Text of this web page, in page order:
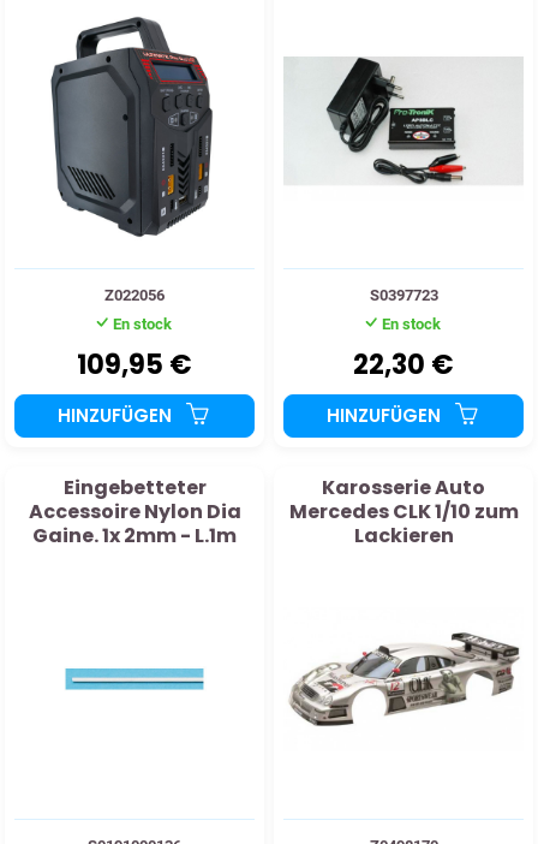
Z022056
En stock
109,95 €
HINZUFÜGEN
S0397723
En stock
22,30 €
HINZUFÜGEN
Eingebetteter
Accessoire Nylon Dia
Gaine. 1x 2mm - L.1m
Karosserie Auto
Mercedes CLK 1/10 zum
Lackieren